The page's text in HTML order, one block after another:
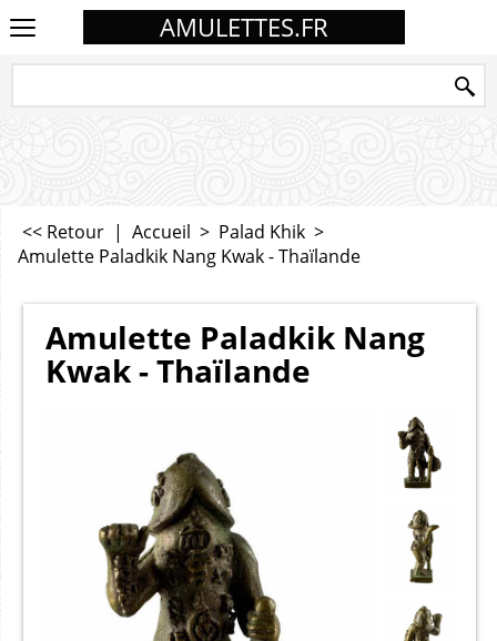
AMULETTES.FR
<< Retour | Accueil > Palad Khik >
Amulette Paladkik Nang Kwak - Thaïlande
Amulette Paladkik Nang
Kwak - Thaïlande